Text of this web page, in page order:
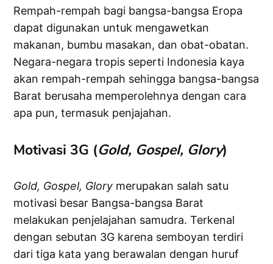
Rempah-rempah bagi bangsa-bangsa Eropa
dapat digunakan untuk mengawetkan
makanan, bumbu masakan, dan obat-obatan.
Negara-negara tropis seperti Indonesia kaya
akan rempah-rempah sehingga bangsa-bangsa
Barat berusaha memperolehnya dengan cara
apa pun, termasuk penjajahan.
Motivasi 3G (Gold, Gospel, Glory)
Gold, Gospel, Glory merupakan salah satu
motivasi besar Bangsa-bangsa Barat
melakukan penjelajahan samudra. Terkenal
dengan sebutan 3G karena semboyan terdiri
dari tiga kata yang berawalan dengan huruf